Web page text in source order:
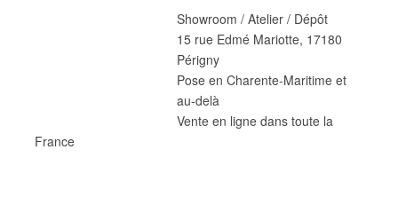
Showroom / Atelier / Dépôt
15 rue Edmé Mariotte, 17180
Périgny
Pose en Charente-Maritime et
au-delà
Vente en ligne dans toute la
France